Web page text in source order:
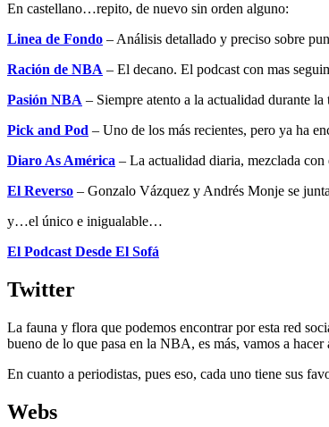
En castellano…repito, de nuevo sin orden alguno:
Linea de Fondo – Análisis detallado y preciso sobre
Ración de NBA – El decano. El podcast con mas
Pasión NBA – Siempre atento a la actualidad durante
Pick and Pod – Uno de los más recientes, pero ya ha
Diaro As América – La actualidad diaria, mezclada con
El Reverso – Gonzalo Vázquez y Andrés Monje se
y…el único e inigualable…
El Podcast Desde El Sofá
Twitter
La fauna y flora que podemos encontrar por esta red
bueno de lo que pasa en la NBA, es más, vamos a
En cuanto a periodistas, pues eso, cada uno tiene sus
Webs